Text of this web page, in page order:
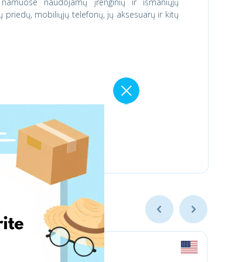
priedų, mobiliųjų telefonų, jų aksesuarų ir kitų